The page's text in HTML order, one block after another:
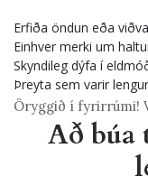
Erfiða öndun eða
Einhver merki um
Skyndileg dýfa í
Þreyta sem varir
Öryggið í fyrirrúmi!
Að